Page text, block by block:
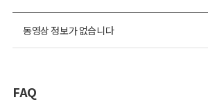
동영상 정보가 없습니다
FAQ